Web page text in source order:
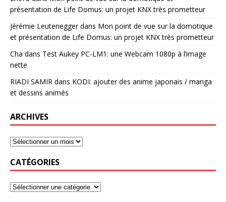
présentation de Life Domus: un projet KNX très prometteur
Jérémie Leuteneggerdans Mon point de vue sur la domotique
et présentation de Life Domus: un projet KNX très prometteur
Cha dans Test Aukey PC-LM1: une Webcam 1080p à l’image
nette
RIADI SAMIR dans KODI: ajouter des anime japonais / manga
et dessins animés
ARCHIVES
CATÉGORIES